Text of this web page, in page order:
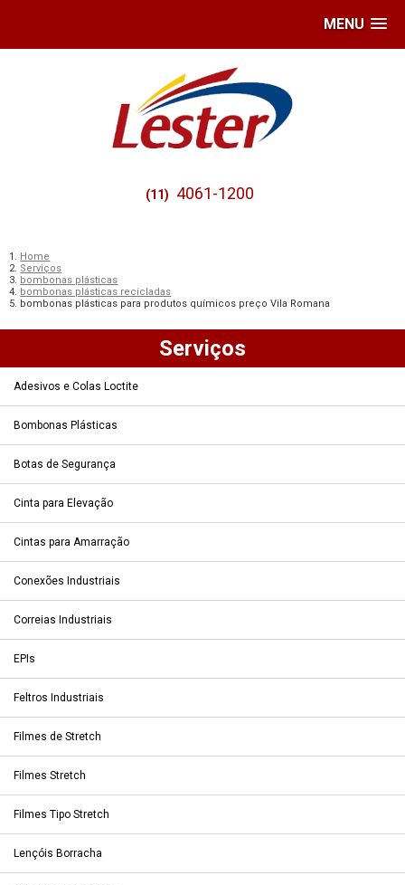
MENU
(11) 4061-1200
Home
Serviços
bombonas plásticas
bombonas plásticas recicladas
bombonas plásticas para produtos químicos preço Vila Romana
Serviços
Adesivos e Colas Loctite
Bombonas Plásticas
Botas de Segurança
Cinta para Elevação
Cintas para Amarração
Conexões Industriais
Correias Industriais
EPIs
Feltros Industriais
Filmes de Stretch
Filmes Stretch
Filmes Tipo Stretch
Lençóis Borracha